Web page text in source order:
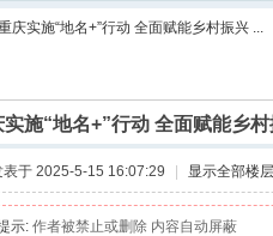
庆实施“地名+”行动 全面赋能乡村振兴 ...
实施“地名+”行动 全面赋能乡
表于 2025-5-15 16:07:29 显示全部楼层
示: 作者被禁止或删除 内容自动屏蔽